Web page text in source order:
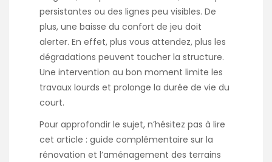
persistantes ou des lignes peu visibles. De
plus, une baisse du confort de jeu doit
alerter. En effet, plus vous attendez, plus les
dégradations peuvent toucher la structure.
Une intervention au bon moment limite les
travaux lourds et prolonge la durée de vie du
court.
Pour approfondir le sujet, n’hésitez pas à lire
cet article : guide complémentaire sur la
rénovation et l’aménagement des terrains